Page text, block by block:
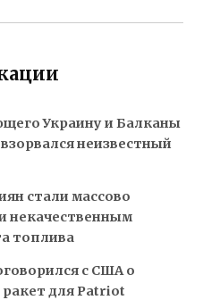
Украину и Балканы
неизвестный
стали массово
некачественным
топлива
с США о
для Patriot